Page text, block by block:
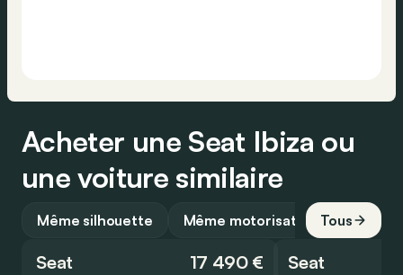
Acheter une Seat Ibiza ou
une voiture similaire
Même silhouette Même motorisation Tous
Seat
17 490 €
Seat